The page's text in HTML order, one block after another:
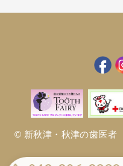
© 新秋津・秋津の歯医者